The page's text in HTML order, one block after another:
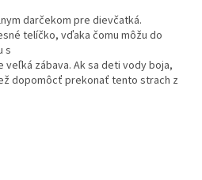
darčekom pre dievčatká.
telíčko, vďaka čomu môžu do
s
zábava. Ak sa deti vody boja,
dopomôcť prekonať tento strach z